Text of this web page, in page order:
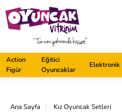
Action
Figür
Eğitici
Oyuncaklar
Elektronik
Ana Sayfa Kız Oyuncak Setleri